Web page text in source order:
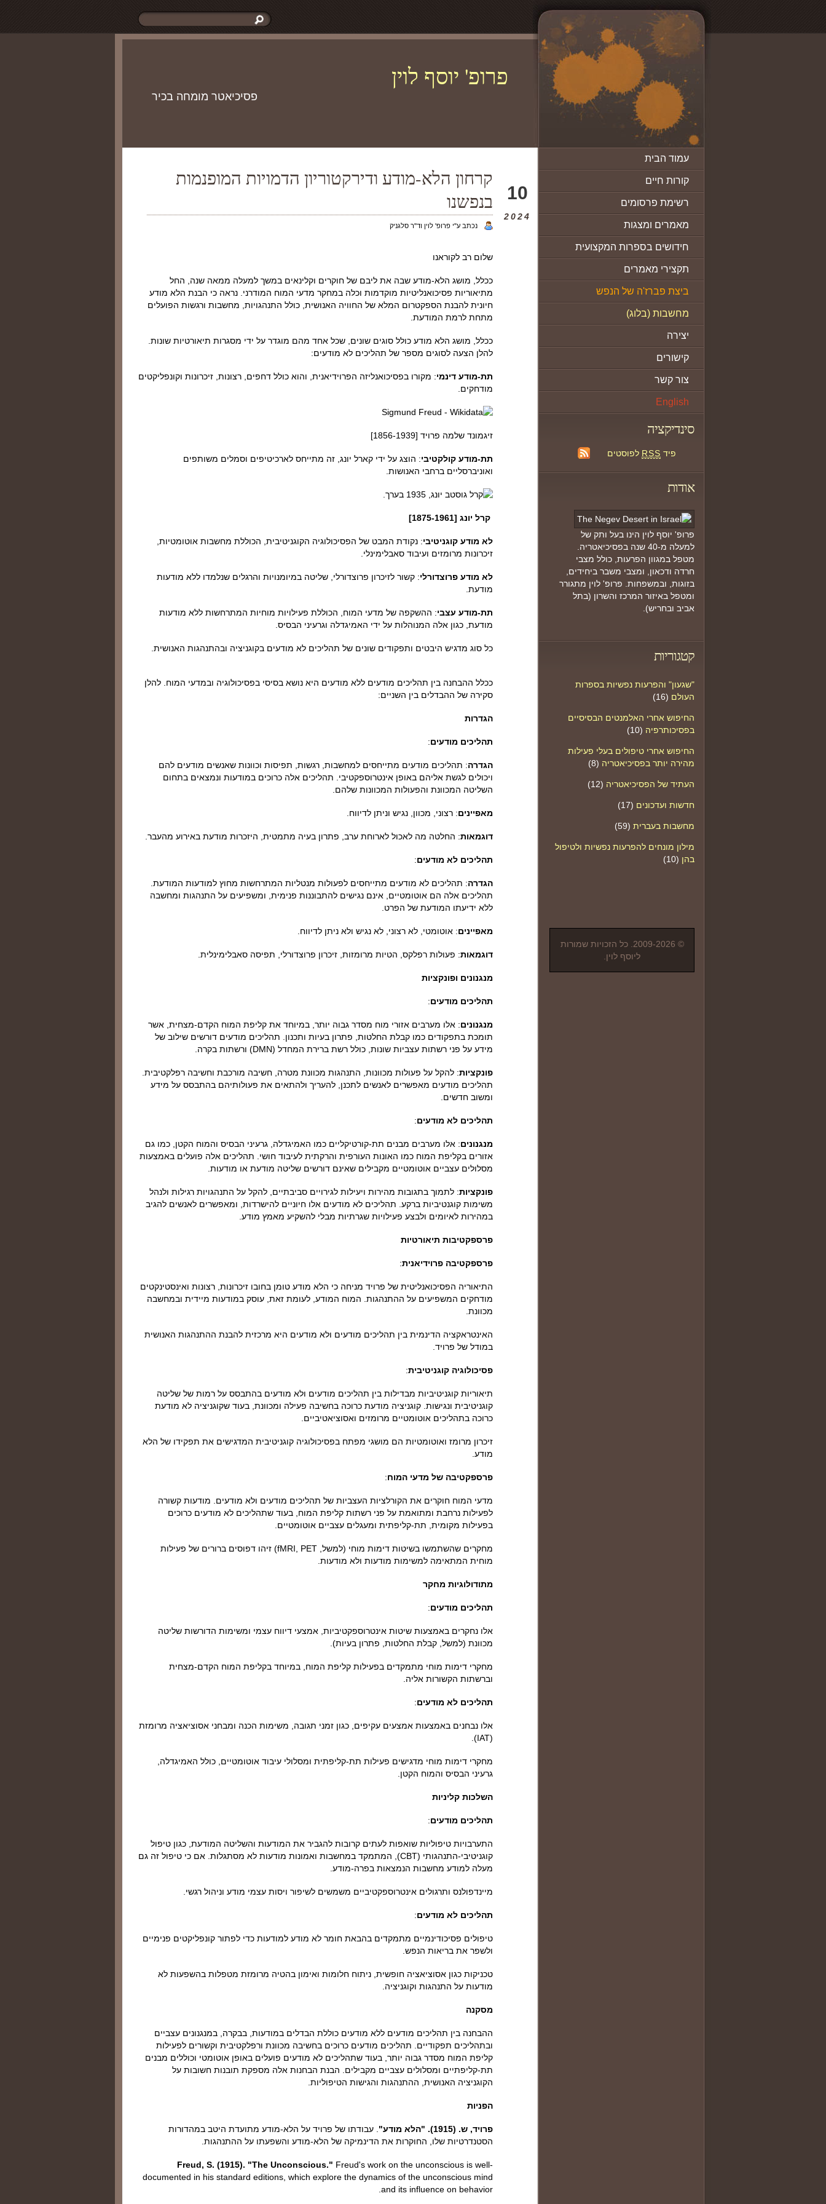
עמוד הבית
קורות חיים
רשימת פרסומים
מאמרים ומצגות
חידושים בספרות המקצועית
תקצירי מאמרים
ביצת פברז'ה של הנפש
מחשבות (בלוג)
יצירה
קישורים
צור קשר
English
סינדיקציה
פיד RSS לפוסטים
אודות
פרופ' יוסף לוין הינו בעל ותק של
למעלה מ-40 שנה בפסיכיאטריה.
מטפל במגוון הפרעות, כולל מצבי
חרדה ודכאון, ומצבי משבר ביחידים,
בזוגות, ובמשפחות. פרופ' לוין מתגורר
ומטפל באיזור המרכז והשרון (בתל
אביב ובחריש).
קטגוריות
"שגעון" והפרעות נפשיות בספרות
העולם (16)
החיפוש אחרי האלמנטים הבסיסיים
בפסיכותרפיה (10)
החיפוש אחרי טיפולים בעלי פעילות
מהירה יותר בפסיכיאטריה (8)
העתיד של הפסיכיאטריה (12)
חדשות ועדכונים (17)
מחשבות בעברית (59)
מילון מונחים להפרעות נפשיות ולטיפול
בהן (10)
© 2009-2026. כל הזכויות שמורות
ליוסף לוין.
פרופ' יוסף לוין
פסיכיאטר מומחה בכיר
10
2024
קרחון הלא-מודע ודירקטוריון הדמויות המופנמות
בנפשנו
נכתב ע"י פרופ' לוין וד"ר סלגניק
שלום רב לקוראנו
ככלל, מושג הלא-מודע שבה את ליבם של חוקרים וקלינאים במשך למעלה ממאה שנה, החל
מתיאוריות פסיכואנליטיות מוקדמות וכלה במחקר מדעי המוח המודרני. נראה כי הבנת הלא מודע
חיונית להבנת הספקטרום המלא של החוויה האנושית, כולל התנהגויות, מחשבות ורגשות הפועלים
מתחת לרמת המודעת.
ככלל, מושג הלא מודע כולל סוגים שונים, שכל אחד מהם מוגדר על ידי מסגרות תיאורטיות שונות.
להלן הצעה לסוגים מספר של תהליכים לא מודעים:
תת-מודע דינמי: מקורו בפסיכואנליזה הפרוידיאנית, והוא כולל דחפים, רצונות, זיכרונות וקונפליקטים
מודחקים.
זיגמונד שלמה פרויד [1856-1939]
תת-מודע קולקטיבי: הוצג על ידי קארל יונג, זה מתייחס לארכיטיפים וסמלים משותפים
ואוניברסליים ברחבי האנושות.
‏ קרל יונג [1875-1961]
לא מודע קוגניטיבי: נקודת המבט של הפסיכולוגיה הקוגניטיבית, הכוללת מחשבות אוטומטיות,
זיכרונות מרומזים ועיבוד סאבלימינלי.
לא מודע פרוצדורלי: קשור לזיכרון פרוצדורלי, שליטה במיומנויות והרגלים שנלמדו ללא מודעות
מודעת.
תת-מודע עצבי: ההשקפה של מדעי המוח, הכוללת פעילויות מוחיות המתרחשות ללא מודעות
מודעת, כגון אלה המנוהלות על ידי האמיגדלה וגרעיני הבסיס.
כל סוג מדגיש היבטים ותפקודים שונים של תהליכים לא מודעים בקוגניציה ובהתנהגות האנושית.
ככלל ההבחנה בין תהליכים מודעים ללא מודעים היא נושא בסיסי בפסיכולוגיה ובמדעי המוח. להלן
סקירה של ההבדלים בין השניים:
הגדרות
תהליכים מודעים:
הגדרה: תהליכים מודעים מתייחסים למחשבות, רגשות, תפיסות וכוונות שאנשים מודעים להם
ויכולים לגשת אליהם באופן אינטרוספקטיבי. תהליכים אלה כרוכים במודעות ונמצאים בתחום
השליטה המכוונת והפעולות המכוונות שלהם.
מאפיינים: רצוני, מכוון, נגיש וניתן לדיווח.
דוגמאות: החלטה מה לאכול לארוחת ערב, פתרון בעיה מתמטית, היזכרות מודעת באירוע מהעבר.
תהליכים לא מודעים:
הגדרה: תהליכים לא מודעים מתייחסים לפעולות מנטליות המתרחשות מחוץ למודעות המודעת.
תהליכים אלה הם אוטומטיים, אינם נגישים להתבוננות פנימית, ומשפיעים על התנהגות ומחשבה
ללא ידיעתו המודעת של הפרט.
מאפיינים: אוטומטי, לא רצוני, לא נגיש ולא ניתן לדיווח.
דוגמאות: פעולות רפלקס, הטיות מרומזות, זיכרון פרוצדורלי, תפיסה סאבלימינלית.
מנגנונים ופונקציות
תהליכים מודעים:
מנגנונים: אלו מערבים אזורי מוח מסדר גבוה יותר, במיוחד את קליפת המוח הקדם-מצחית, אשר
תומכת בתפקודים כמו קבלת החלטות, פתרון בעיות ותכנון. תהליכים מודעים דורשים שילוב של
מידע על פני רשתות עצביות שונות, כולל רשת ברירת המחדל (DMN) ורשתות בקרה.
פונקציות: להקל על פעולות מכוונות, התנהגות מכוונת מטרה, חשיבה מורכבת וחשיבה רפלקטיבית.
תהליכים מודעים מאפשרים לאנשים לתכנן, להעריך ולהתאים את פעולותיהם בהתבסס על מידע
ומשוב חדשים.
תהליכים לא מודעים:
מנגנונים: אלו מערבים מבנים תת-קורטיקליים כמו האמיגדלה, גרעיני הבסיס והמוח הקטן, כמו גם
אזורים בקליפת המוח כמו האונות העורפית והרקתית לעיבוד חושי. תהליכים אלה פועלים באמצעות
מסלולים עצביים אוטומטיים מקבילים שאינם דורשים שליטה מודעת או מודעות.
פונקציות: לתמוך בתגובות מהירות ויעילות לגירויים סביבתיים, להקל על התנהגויות רגילות ולנהל
משימות קוגנטיביות ברקע. תהליכים לא מודעים אלו חיוניים להישרדות, ומאפשרים לאנשים להגיב
במהירות לאיומים ולבצע פעילויות שגרתיות מבלי להשקיע מאמץ מודע.
פרספקטיבות תיאורטיות
פרספקטיבה פרוידיאנית:
התיאוריה הפסיכואנליטית של פרויד מניחה כי הלא מודע טומן בחובו זיכרונות, רצונות ואינסטינקטים
מודחקים המשפיעים על ההתנהגות. המוח המודע, לעומת זאת, עוסק במודעות מיידית ובמחשבה
מכוונת.
האינטראקציה הדינמית בין תהליכים מודעים ולא מודעים היא מרכזית להבנת ההתנהגות האנושית
במודל של פרויד.
פסיכולוגיה קוגניטיבית:
תיאוריות קוגניטיביות מבדילות בין תהליכים מודעים ולא מודעים בהתבסס על רמות של שליטה
קוגניטיבית ונגישות. קוגניציה מודעת כרוכה בחשיבה פעילה ומכוונת, בעוד שקוגניציה לא מודעת
כרוכה בתהליכים אוטומטיים מרומזים ואסוציאטיביים.
זיכרון מרומז ואוטומטיות הם מושגי מפתח בפסיכולוגיה קוגניטיבית המדגישים את תפקידו של הלא
מודע.
פרספקטיבה של מדעי המוח:
מדעי המוח חוקרים את הקורלציות העצביות של תהליכים מודעים ולא מודעים. מודעות קשורה
לפעילות נרחבת ומתואמת על פני רשתות קליפת המוח, בעוד שתהליכים לא מודעים כרוכים
בפעילות מקומית, תת-קליפתית ומעגלים עצביים אוטומטיים.
מחקרים שהשתמשו בשיטות דימות מוחי (למשל, fMRI, PET) זיהו דפוסים ברורים של פעילות
מוחית המתאימה למשימות מודעות ולא מודעות.
מתודולוגיות מחקר
תהליכים מודעים:
אלו נחקרים באמצעות שיטות אינטרוספקטיביות, אמצעי דיווח עצמי ומשימות הדורשות שליטה
מכוונת (למשל, קבלת החלטות, פתרון בעיות).
מחקרי דימות מוחי מתמקדים בפעילות קליפת המוח, במיוחד בקליפת המוח הקדם-מצחית
וברשתות הקשורות אליה.
תהליכים לא מודעים:
אלו נבחנים באמצעות אמצעים עקיפים, כגון זמני תגובה, משימות הכנה ומבחני אסוציאציה מרומזת
(IAT).
מחקרי דימות מוחי מדגישים פעילות תת-קליפתית ומסלולי עיבוד אוטומטיים, כולל האמיגדלה,
גרעיני הבסיס והמוח הקטן.
השלכות קליניות
תהליכים מודעים:
התערבויות טיפוליות שואפות לעתים קרובות להגביר את המודעות והשליטה המודעת, כגון טיפול
קוגניטיבי-התנהגותי (CBT), המתמקד במחשבות ואמונות מודעות לא מסתגלות. אם כי טיפול זה גם
מעלה למודע מחשבות הנמצאות בפרה-מודע.
מיינדפולנס ותרגולים אינטרוספקטיביים משמשים לשיפור ויסות עצמי מודע וניהול רגשי.
תהליכים לא מודעים:
טיפולים פסיכודינמיים מתמקדים בהבאת חומר לא מודע למודעות כדי לפתור קונפליקטים פנימיים
ולשפר את בריאות הנפש.
טכניקות כגון אסוציאציה חופשית, ניתוח חלומות ואימון בהטיה מרומזת מטפלות בהשפעות לא
מודעות על התנהגות וקוגניציה.
מסקנה
ההבחנה בין תהליכים מודעים ללא מודעים כוללת הבדלים במודעות, בבקרה, במנגנונים עצביים
ובתהליכים תפקודיים. תהליכים מודעים כרוכים בחשיבה מכוונת ורפלקטיבית וקשורים לפעילות
קליפת המוח מסדר גבוה יותר, בעוד שתהליכים לא מודעים פועלים באופן אוטומטי וכוללים מבנים
תת-קליפתיים ומסלולים עצביים מקבילים. הבנת הבחנות אלה מספקת תובנות חשובות על
הקוגניציה האנושית, ההתנהגות והגישות הטיפוליות.
הפניות
פרויד, ש. (1915). "הלא מודע"
. עבודתו של פרויד על הלא-מודע מתועדת היטב במהדורות
הסטנדרטיות שלו, החוקרות את הדינמיקה של הלא-מודע והשפעתו על ההתנהגות.
Freud, S. (1915). "The Unconscious." Freud's work on the unconscious is well-
documented in his standard editions, which explore the dynamics of the unconscious mind
and its influence on behavior.